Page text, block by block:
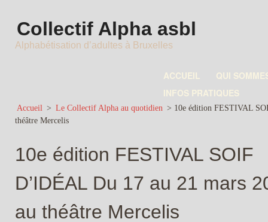
Collectif Alpha asbl
Alphabétisation d’adultes à Bruxelles
ACCUEIL
QUI
INFOS PRATIQUES
Accueil > Le Collectif Alpha au quotidien > 10e édition FESTIVAL
théâtre Mercelis
10e édition FESTIVAL SOIF
D’IDÉAL Du 17 au 21 mars
au théâtre Mercelis